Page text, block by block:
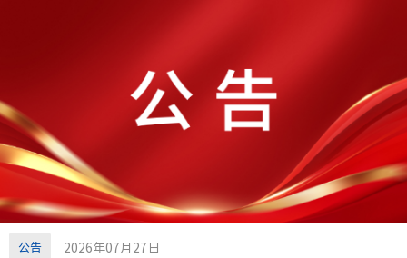
公告 2026年07月27日